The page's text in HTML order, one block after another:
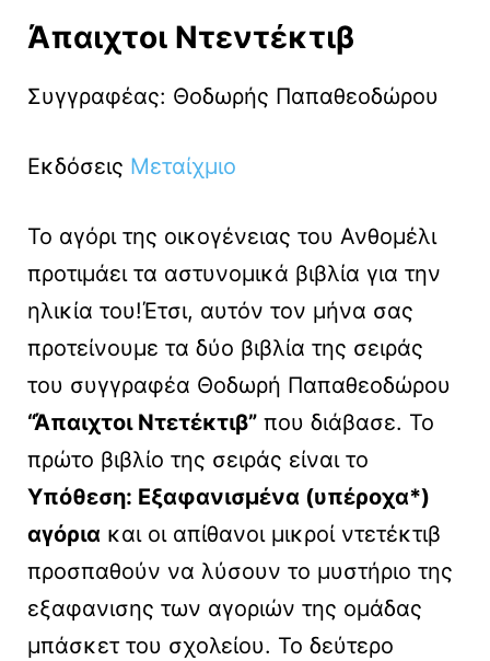
Άπαιχτοι Ντεντέκτιβ
Συγγραφέας: Θοδωρής Παπαθεοδώρου
Εκδόσεις Μεταίχμιο
Το αγόρι της οικογένειας του Ανθομέλι
προτιμάει τα αστυνομικά βιβλία για την
ηλικία του!Έτσι, αυτόν τον μήνα σας
προτείνουμε τα δύο βιβλία της σειράς
του συγγραφέα Θοδωρή Παπαθεοδώρου
“Άπαιχτοι Ντετέκτιβ” που διάβασε. Το
πρώτο βιβλίο της σειράς είναι το
Υπόθεση: Εξαφανισμένα (υπέροχα*)
αγόρια και οι απίθανοι μικροί ντετέκτιβ
προσπαθούν να λύσουν το μυστήριο της
εξαφανισης των αγοριών της ομάδας
μπάσκετ του σχολείου. Το δεύτερο